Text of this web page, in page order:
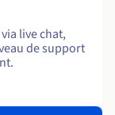
live chat,
de support